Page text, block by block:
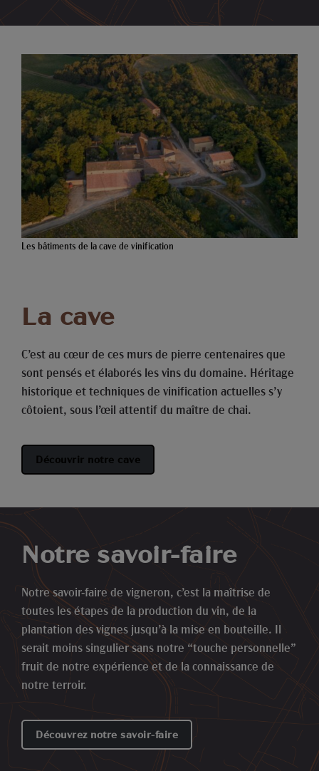
Les bâtiments de la cave de vinification
La cave
C’est au cœur de ces murs de pierre centenaires que
sont pensés et élaborés les vins du domaine. Héritage
historique et techniques de vinification actuelles s’y
côtoient, sous l’œil attentif du maître de chai.
Découvrir notre cave
Notre savoir-faire
Notre savoir-faire de vigneron, c’est la maîtrise de
toutes les étapes de la production du vin, de la
plantation des vignes jusqu’à la mise en bouteille. Il
serait moins singulier sans notre “touche personnelle”
fruit de notre expérience et de la connaissance de
notre terroir.
Découvrez notre savoir-faire